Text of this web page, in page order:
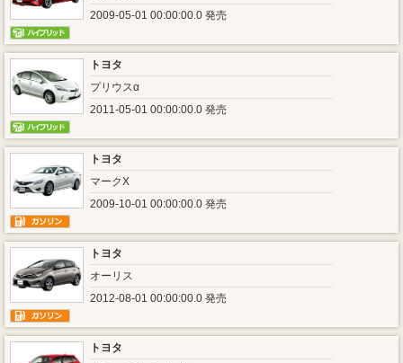
2009-05-01 00:00:00.0 発売
トヨタ
プリウスα
2011-05-01 00:00:00.0 発売
トヨタ
マークX
2009-10-01 00:00:00.0 発売
トヨタ
オーリス
2012-08-01 00:00:00.0 発売
トヨタ